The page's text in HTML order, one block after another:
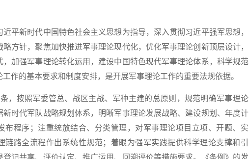
新时代中国特色社会主义思想为指导，深入贯彻习近平强军思想，
方针，聚焦加快推进军事理论现代化，优化军事理论创新顶层设计，
，加强军事理论转化运用，建设中国特色现代军事理论体系，科学规范
作的基本要求和制度安排，是开展军事理论工作的重要法规依据。
按照军委管总、战区主战、军种主建的总原则，规范明确军事理论
新时代军队战略规划体系，明晰军事理论发展战略、建设规划、年度计
布程序；注重统放结合、分类管理，对军事理论项目立项、开题、实
链路全流程作出系统性规范；着眼为强军实践提供科学理论支撑和引
登记共享、评价认定、推广运用、回溯评价等措施要求。《条例》的发